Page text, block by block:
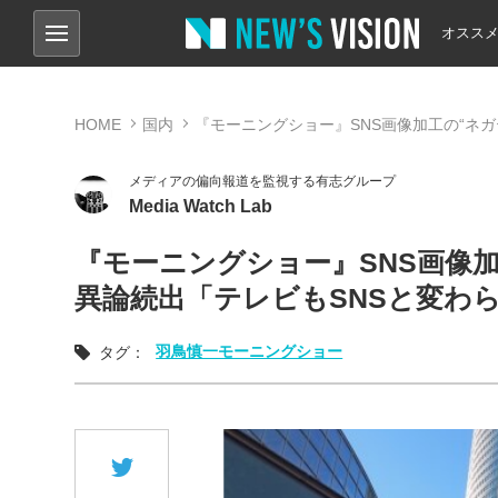
オスス
HOME 国内 『モーニングショー』SNS画像加工の“ネ
メディアの偏向報道を監視する有志グループ
Media Watch Lab
『モーニングショー』SNS画像
異論続出「テレビもSNSと変わ
タグ： 羽鳥慎一モーニングショー